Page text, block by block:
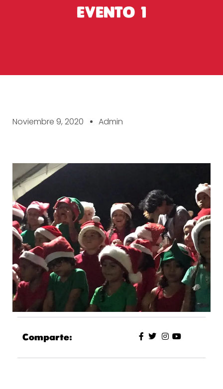
EVENTO 1
Noviembre 9, 2020 Admin
Comparte: